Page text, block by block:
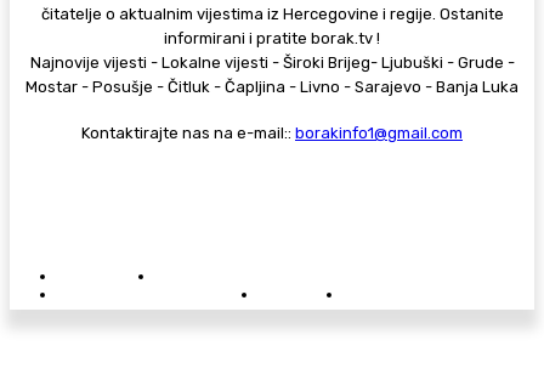
čitatelje o aktualnim vijestima iz Hercegovine i regije. Ostanite
informirani i pratite borak.tv !
Najnovije vijesti - Lokalne vijesti - Široki Brijeg- Ljubuški - Grude -
Mostar - Posušje - Čitluk - Čapljina - Livno - Sarajevo - Banja Luka
Kontaktirajte nas na e-mail:: borakinfo1@gmail.com